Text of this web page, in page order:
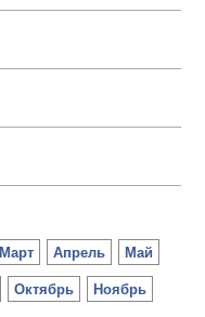
Март Апрель Май
Октябрь Ноябрь